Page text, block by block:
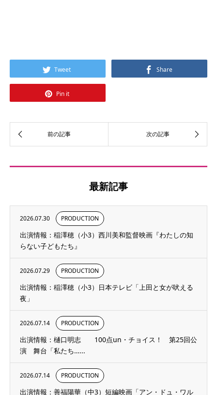
Tweet Share
Pin it
最新記事
2026.07.30 PRODUCTION
出演情報：稲澤穂（小3）西川美和監督映画『わたしの知
らない子どもたち』
2026.07.29 PRODUCTION
出演情報：稲澤穂（小3）日本テレビ「上田と女が吠える
夜」
2026.07.14 PRODUCTION
出演情報：樋口明志 100点un・チョイス！ 第25回公
演 舞台「私たち…...
2026.07.14 PRODUCTION
出演情報：善福陽華（中3）短編映画「アン・ドュ・ワル